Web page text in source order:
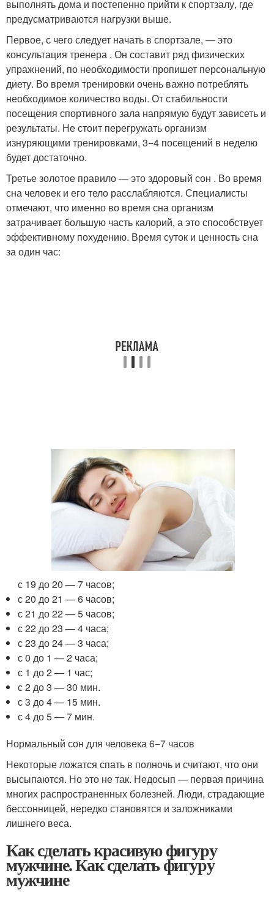
выполнять дома и постепенно прийти к спортзалу, где
предусматриваются нагрузки выше.
Первое, с чего следует начать в спортзале, — это
консультация тренера . Он составит ряд физических
упражнений, по необходимости пропишет персональную
диету. Во время тренировки очень важно потреблять
необходимое количество воды. От стабильности
посещения спортивного зала напрямую будут зависеть и
результаты. Не стоит перегружать организм
изнуряющими тренировками, 3−4 посещений в неделю
будет достаточно.
Третье золотое правило — это здоровый сон . Во время
сна человек и его тело расслабляются. Специалисты
отмечают, что именно во время сна организм
затрачивает большую часть калорий, а это способствует
эффективному похудению. Время суток и ценность сна
за один час:
с 19 до 20 — 7 часов;
с 20 до 21 — 6 часов;
с 21 до 22 — 5 часов;
с 22 до 23 — 4 часа;
с 23 до 24 — 3 часа;
с 0 до 1 — 2 часа;
с 1 до 2 — 1 час;
с 2 до 3 — 30 мин.
с 3 до 4 — 15 мин.
с 4 до 5 — 7 мин.
Нормальный сон для человека 6−7 часов
Некоторые ложатся спать в полночь и считают, что они
высыпаются. Но это не так. Недосып — первая причина
многих распространенных болезней. Люди, страдающие
бессонницей, нередко становятся и заложниками
лишнего веса.
Как сделать красивую фигуру
мужчине. Как сделать фигуру
мужчине